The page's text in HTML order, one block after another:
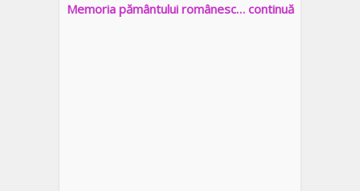
Memoria pământului românesc… continuă